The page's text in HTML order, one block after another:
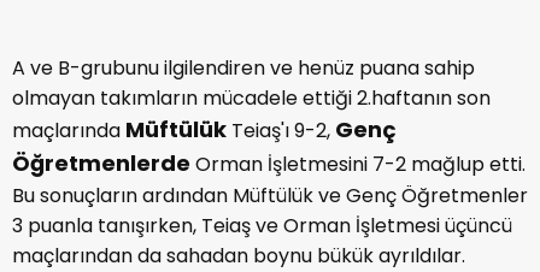
A ve B-grubunu ilgilendiren ve henüz puana sahip
olmayan takımların mücadele ettiği 2.haftanın son
maçlarında Müftülük Teiaş'ı 9-2, Genç
Öğretmenlerde Orman İşletmesini 7-2 mağlup etti.
Bu sonuçların ardından Müftülük ve Genç Öğretmenler
3 puanla tanışırken, Teiaş ve Orman İşletmesi üçüncü
maçlarından da sahadan boynu bükük ayrıldılar.